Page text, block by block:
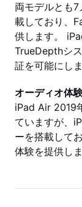
両モデルとも
載しており、
供します。
TrueDepthシ
証を可能にしま
オーディオ体
iPad Air 2019
ていますが、
ーを搭載して
体験を提供しま